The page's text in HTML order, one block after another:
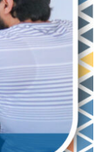
النظرية
للدورة
الفصلية
الثالثة.